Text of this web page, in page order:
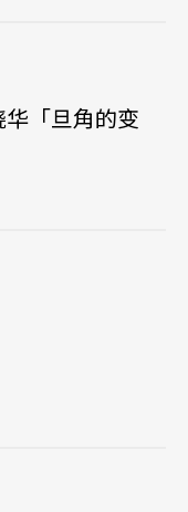
「旦角的变